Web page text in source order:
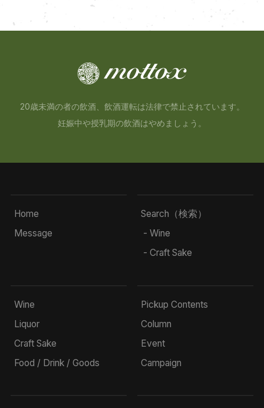
20歳未満の者の飲酒、飲酒運転は法律で禁止されています。
妊娠中や授乳期の飲酒はやめましょう。
Home
Message
Search（検索）
- Wine
- Craft Sake
Wine
Liquor
Craft Sake
Food / Drink / Goods
Pickup Contents
Column
Event
Campaign